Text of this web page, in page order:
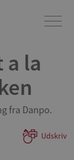
la
fra Danpo.
Udskriv